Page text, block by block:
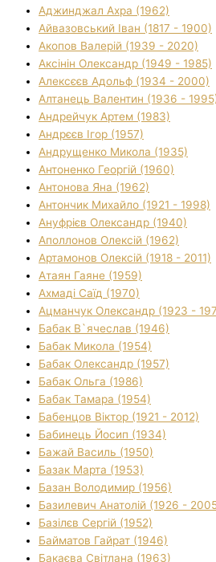
Аджинджал Ахра (1962)
Айвазовський Іван (1817 - 1900)
Акопов Валерій (1939 - 2020)
Аксінін Олександр (1949 - 1985)
Алексєєв Адольф (1934 - 2000)
Алтанець Валентин (1936 -
Андрейчук Артем (1983)
Андрєєв Ігор (1957)
Андрущенко Микола (1935)
Антоненко Георгій (1960)
Антонова Яна (1962)
Антончик Михайло (1921 - 1998)
Ануфрієв Олександр (1940)
Аполлонов Олексій (1962)
Артамонов Олексій (1918 - 2011)
Атаян Гаяне (1959)
Ахмаді Саїд (1970)
Ацманчук Олександр (1923 -
Бабак В`ячеслав (1946)
Бабак Микола (1954)
Бабак Олександр (1957)
Бабак Ольга (1986)
Бабак Тамара (1954)
Бабенцов Віктор (1921 - 2012)
Бабинець Йосип (1934)
Бажай Василь (1950)
Базак Марта (1953)
Базан Володимир (1956)
Базилевич Анатолій (1926 -
Базілєв Сергій (1952)
Байматов Гайрат (1946)
Бакаєва Світлана (1963)